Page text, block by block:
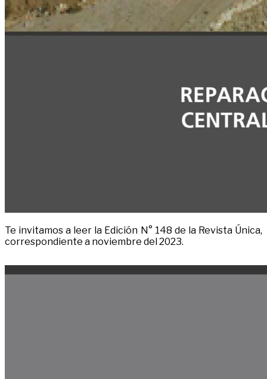
Te invitamos a leer la Edición N° 148 de la Revista Única,
correspondiente a noviembre del 2023.